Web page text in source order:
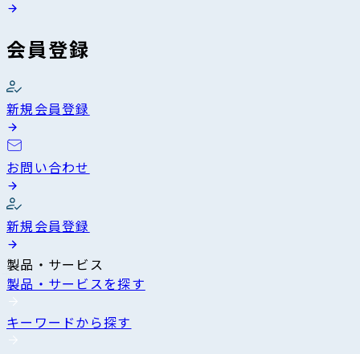
会員登録
新規会員登録
お問い合わせ
新規会員登録
製品・サービス
製品・サービスを探す
キーワードから探す